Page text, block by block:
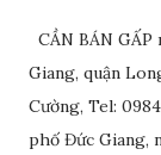
CẦN BÁN
Giang, quận
Cường, Tel:
phố Đức Giang,